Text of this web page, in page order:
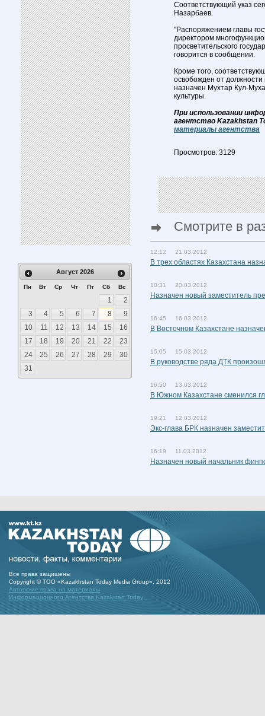
Август 2026
Пн Вт Ср Чт Пт Сб Вс
1
2
3
4 5 6 7 8
9
10
11 12 13 14 15
16
17
18 19 20 21 22
23
24
25 26 27 28 29
30
31
Соответствующий указ
Назарбаев.
"Распоряжением главы
директором
просветительского
говорится в сообщении.
Кроме того,
освобожден от должности
назначен Мухтар Кул-
культуры.
При использовании
агентство Kazakhstan
материалы агентства
Просмотров: 3129
Смотрите в
12:12 21.03.2012
В трех областях Казахстана
10:31 20.03.2012
Назначен новый заместитель
16:45 16.03.2012
В Восточном Казахстане
15:05 15.03.2012
В руководстве ряда ДТК
16:50 13.03.2012
В Южном Казахстане сменился
19:21 12.03.2012
Экс-глава БРК назначен
16:19 11.03.2012
Назначен новый начальник
Все права защишены
Copyright © ТОО «Kazakhstan Today Media Group», 2012
Авторские права на материалы
Информационного Агентства Kazakstan Today